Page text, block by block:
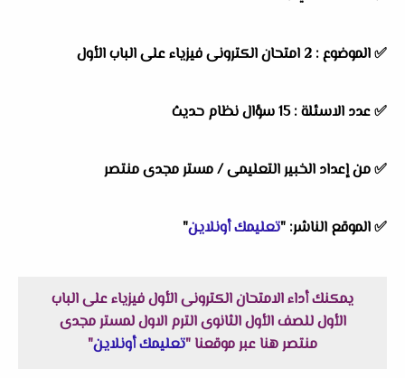
✅ الموضوع : 2 امتحان الكترونى فيزياء على الباب الأول
✅ عدد الاسئلة : 15 سؤال نظام حديث
✅ من إعداد الخبير التعليمى / مستر مجدى منتصر
✅ الموقع الناشر: "تعليمك أونلاين"
يمكنك أداء الامتحان الكترونى الأول فيزياء على الباب
الأول للصف الأول الثانوى الترم الاول لمستر مجدى
منتصر هنا عبر موقعنا "تعليمك أونلاين"